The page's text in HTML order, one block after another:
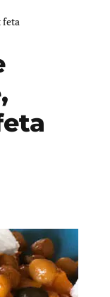
feta